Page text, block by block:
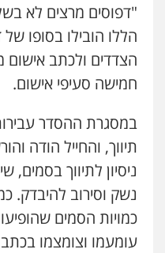
"דפוסים מרצים לא
הללו הובילו בסופו
הצדדים ולכתב אישום
חמישה סעיפי אישום.
במסגרת ההסדר
תיווך, והחייל הודה
ניסיון לתיווך
נשק וסירוב להיבדק.
כמויות הסמים
עומעמו וצומצמו